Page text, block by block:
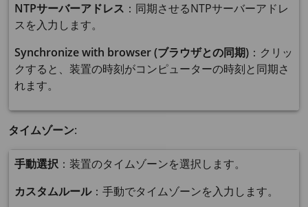
NTPサーバーアドレス ：同期させるNTPサーバーアドレ
スを入力します。
Synchronize with browser (ブラウザとの同期) ：クリッ
クすると、装置の時刻がコンピューターの時刻と同期さ
れます。
タイムゾーン:
手動選択 ：装置のタイムゾーンを選択します。
カスタムルール：手動でタイムゾーンを入力します。